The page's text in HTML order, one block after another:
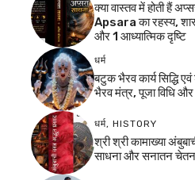
क्या वास्तव में होती हैं
Apsara का रहस्य,
और 1 आध्यात्मिक दृष्टि
धर्म
बटुक भैरव कार्य सिद्धि
भैरव मंत्र, पूजा विधि और
धर्म, HISTORY
श्री श्री कामाख्या
साधना और सनातन